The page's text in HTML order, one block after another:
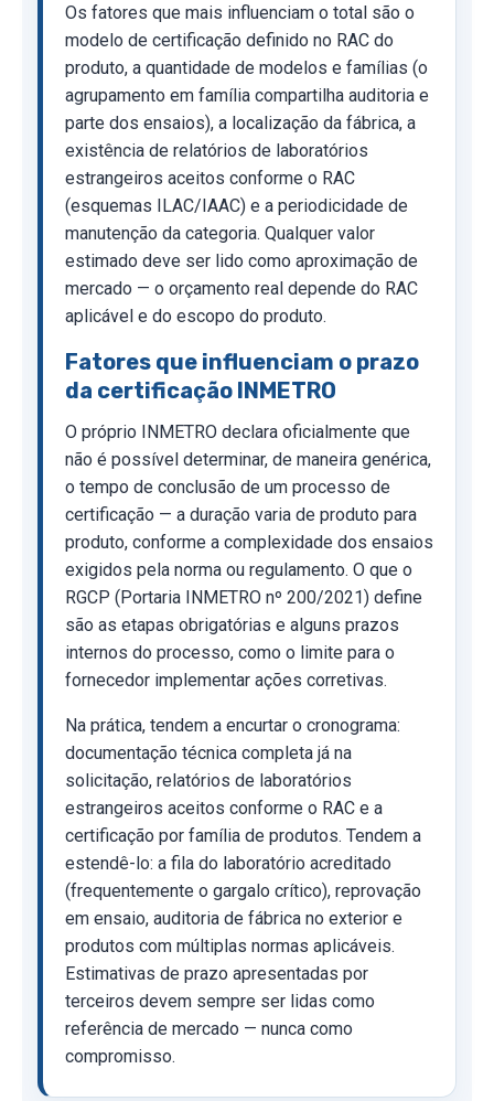
Os fatores que mais influenciam o total são o
modelo de certificação definido no RAC do
produto, a quantidade de modelos e famílias (o
agrupamento em família compartilha auditoria e
parte dos ensaios), a localização da fábrica, a
existência de relatórios de laboratórios
estrangeiros aceitos conforme o RAC
(esquemas ILAC/IAAC) e a periodicidade de
manutenção da categoria. Qualquer valor
estimado deve ser lido como aproximação de
mercado — o orçamento real depende do RAC
aplicável e do escopo do produto.
Fatores que influenciam o prazo
da certificação INMETRO
O próprio INMETRO declara oficialmente que
não é possível determinar, de maneira genérica,
o tempo de conclusão de um processo de
certificação — a duração varia de produto para
produto, conforme a complexidade dos ensaios
exigidos pela norma ou regulamento. O que o
RGCP (Portaria INMETRO nº 200/2021) define
são as etapas obrigatórias e alguns prazos
internos do processo, como o limite para o
fornecedor implementar ações corretivas.
Na prática, tendem a encurtar o cronograma:
documentação técnica completa já na
solicitação, relatórios de laboratórios
estrangeiros aceitos conforme o RAC e a
certificação por família de produtos. Tendem a
estendê-lo: a fila do laboratório acreditado
(frequentemente o gargalo crítico), reprovação
em ensaio, auditoria de fábrica no exterior e
produtos com múltiplas normas aplicáveis.
Estimativas de prazo apresentadas por
terceiros devem sempre ser lidas como
referência de mercado — nunca como
compromisso.